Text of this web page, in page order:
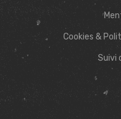
Cookies &
Suivi